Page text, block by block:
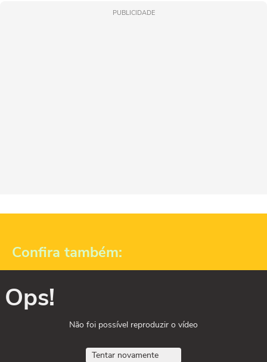
PUBLICIDADE
Confira também:
Ops!
Não foi possível reproduzir o vídeo
Tentar novamente